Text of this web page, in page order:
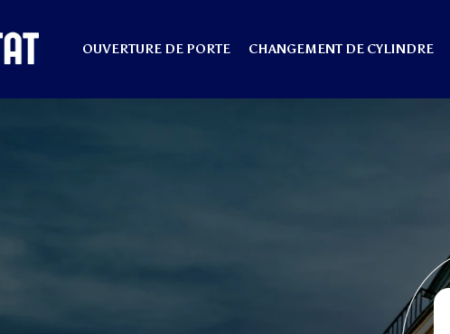
OUVERTURE DE PORTE CHANGEMENT DE CYLINDRE